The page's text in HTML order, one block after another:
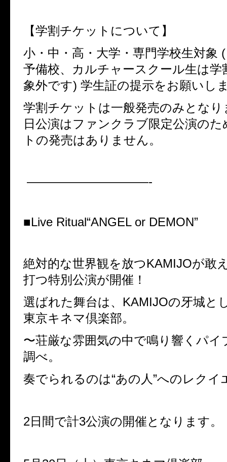
【学割チケットについて】
小・中・高・大学・専門学校生対象
予備校、カルチャースクール生は学
象外です) 学生証の提示をお願いし
学割チケットは一般発売のみとなり
日公演はファンクラブ限定公演の
トの発売はありません。
——————————-
■Live Ritual“ANGEL or DEMON”
絶対的な世界観を放つKAMIJOが敢
打つ特別公演が開催！
選ばれた舞台は、KAMIJOの牙城と
東京キネマ倶楽部。
〜荘厳な雰囲気の中で鳴り響くパイ
調べ。
奏でられるのは“あの人”へのレクイ
2日間で計3公演の開催となります。